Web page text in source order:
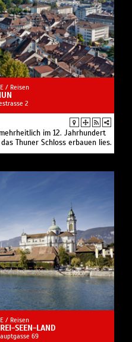
/ Reisen
2
im 12. Jahrhundert
Thuner Schloss erbauen lies.
/ Reisen
SEEN-LAND
69